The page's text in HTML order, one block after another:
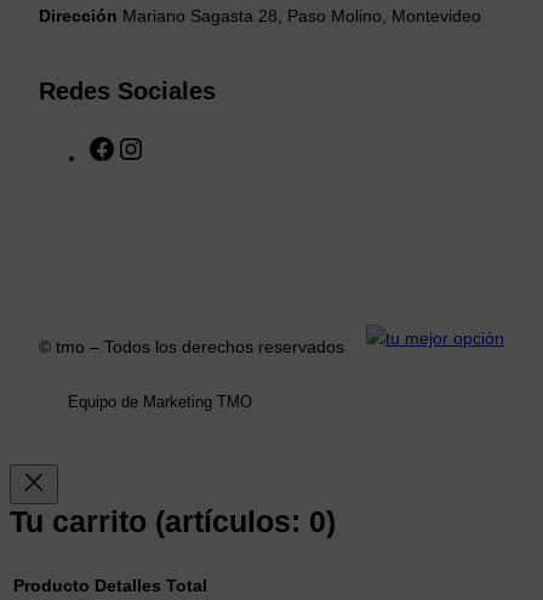
Dirección Mariano Sagasta 28, Paso Molino, Montevideo
Redes Sociales
F
© tmo – Todos los derechos reservados
Equipo de Marketing TMO
Tu carrito (artículos: 0)
Producto Detalles Total